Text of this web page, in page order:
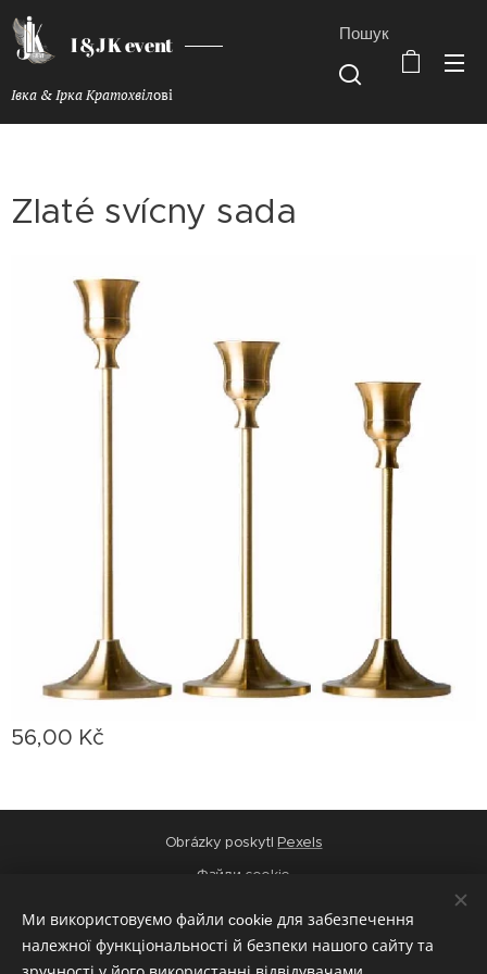
I &J K event
Івка & Ірка Кратохвілові
Пошук
Zlaté svícny sada
56,00 Kč
Obrázky poskytl Pexels
Файли cookie
Мови
Čeština
Українська
Ми використовуємо файли cookie для забезпечення
належної функціональності й безпеки нашого сайту та